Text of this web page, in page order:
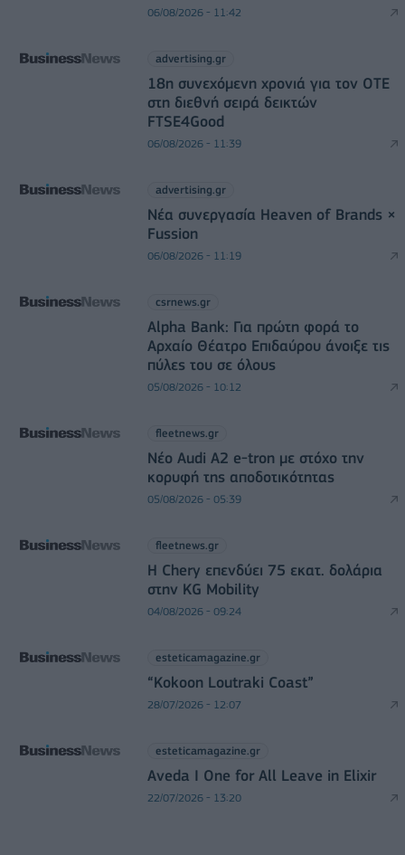
06/08/2026 - 11:42
advertising.gr
18η συνεχόμενη χρονιά για τον ΟΤΕ
στη διεθνή σειρά δεικτών
FTSE4Good
06/08/2026 - 11:39
advertising.gr
Νέα συνεργασία Heaven of Brands ×
Fussion
06/08/2026 - 11:19
csrnews.gr
Alpha Bank: Για πρώτη φορά το
Αρχαίο Θέατρο Επιδαύρου άνοιξε τις
πύλες του σε όλους
05/08/2026 - 10:12
fleetnews.gr
Νέο Audi A2 e-tron με στόχο την
κορυφή της αποδοτικότητας
05/08/2026 - 05:39
fleetnews.gr
Η Chery επενδύει 75 εκατ. δολάρια
στην KG Mobility
04/08/2026 - 09:24
esteticamagazine.gr
“Kokoon Loutraki Coast”
28/07/2026 - 12:07
esteticamagazine.gr
Aveda I One for All Leave in Elixir
22/07/2026 - 13:20